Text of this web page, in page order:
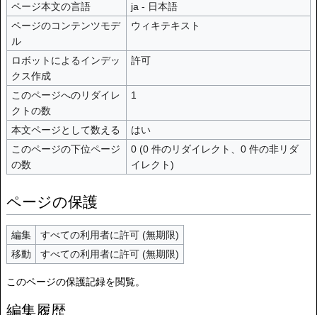
ページ本文の言語
ja - 日本語
ページのコンテンツモデ
ル
ウィキテキスト
ロボットによるインデッ
クス作成
許可
このページへのリダイレ
クトの数
1
本文ページとして数える
はい
このページの下位ページ
の数
0 (0 件のリダイレクト、0 件の非リダ
イレクト)
ページの保護
編集
すべての利用者に許可 (無期限)
移動
すべての利用者に許可 (無期限)
このページの保護記録を閲覧。
編集履歴